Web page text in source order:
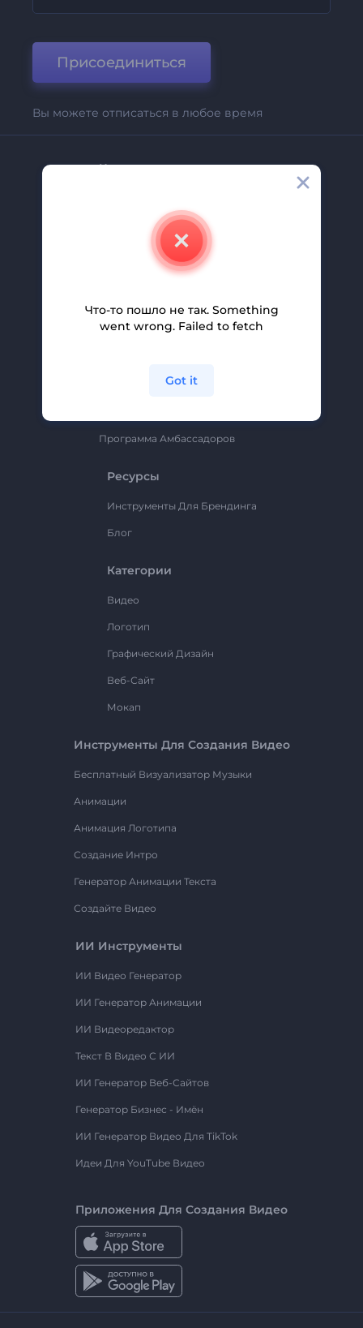
Присоединиться
Вы можете отписаться в любое время
Компания
Свяжитесь С Нами
Помощь И Поддержка
Партнерская Программа
Политика Конфиденциальности
Программа Амбассадоров
Ресурсы
Инструменты Для Брендинга
Блог
Категории
Видео
Логотип
Графический Дизайн
Веб-Сайт
Мокап
Инструменты Для Создания Видео
Бесплатный Визуализатор Музыки
Анимации
Анимация Логотипа
Создание Интро
Генератор Анимации Текста
Создайте Видео
ИИ Инструменты
ИИ Видео Генератор
ИИ Генератор Анимации
ИИ Видеоредактор
Текст В Видео С ИИ
ИИ Генератор Веб-Сайтов
Генератор Бизнес - Имён
ИИ Генератор Видео Для TikTok
Идеи Для YouTube Видео
Приложения Для Создания Видео
Что-то пошло не так. Something
went wrong. Failed to fetch
Got it